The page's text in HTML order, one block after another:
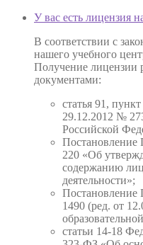
У вас есть лицензия
В соответствии с
нашего учебного
Получение лицензии
документами:
статья 91,
29.12.2012 №
Российской
Постановление
220 «Об
содержанию
деятельности»;
Постановление
1490 (ред. от
статьи 14-18